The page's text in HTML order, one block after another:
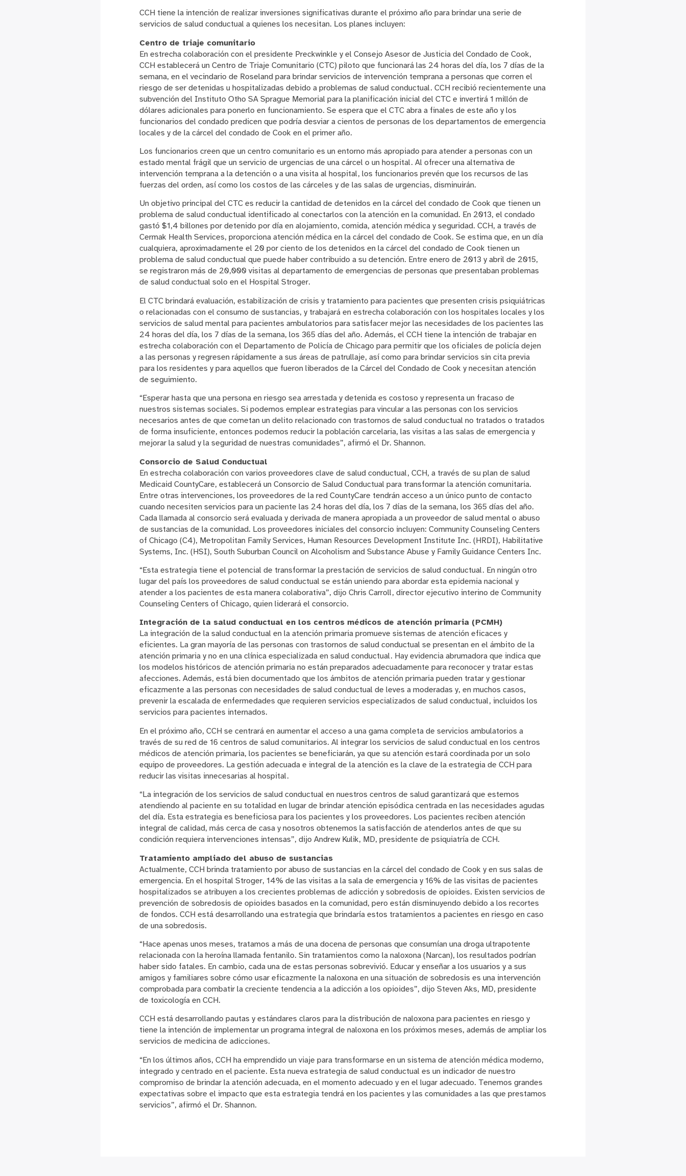
CCH tiene la intención de realizar inversiones significativas durante el próximo año para brindar una serie de
servicios de salud conductual a quienes los necesitan. Los planes incluyen:
Centro de triaje comunitario
En estrecha colaboración con el presidente Preckwinkle y el Consejo Asesor de Justicia del Condado de Cook,
CCH establecerá un Centro de Triaje Comunitario (CTC) piloto que funcionará las 24 horas del día, los 7 días de la
semana, en el vecindario de Roseland para brindar servicios de intervención temprana a personas que corren el
riesgo de ser detenidas u hospitalizadas debido a problemas de salud conductual. CCH recibió recientemente una
subvención del Instituto Otho SA Sprague Memorial para la planificación inicial del CTC e invertirá 1 millón de
dólares adicionales para ponerlo en funcionamiento. Se espera que el CTC abra a finales de este año y los
funcionarios del condado predicen que podría desviar a cientos de personas de los departamentos de emergencia
locales y de la cárcel del condado de Cook en el primer año.
Los funcionarios creen que un centro comunitario es un entorno más apropiado para atender a personas con un
estado mental frágil que un servicio de urgencias de una cárcel o un hospital. Al ofrecer una alternativa de
intervención temprana a la detención o a una visita al hospital, los funcionarios prevén que los recursos de las
fuerzas del orden, así como los costos de las cárceles y de las salas de urgencias, disminuirán.
Un objetivo principal del CTC es reducir la cantidad de detenidos en la cárcel del condado de Cook que tienen un
problema de salud conductual identificado al conectarlos con la atención en la comunidad. En 2013, el condado
gastó $1,4 billones por detenido por día en alojamiento, comida, atención médica y seguridad. CCH, a través de
Cermak Health Services, proporciona atención médica en la cárcel del condado de Cook. Se estima que, en un día
cualquiera, aproximadamente el 20 por ciento de los detenidos en la cárcel del condado de Cook tienen un
problema de salud conductual que puede haber contribuido a su detención. Entre enero de 2013 y abril de 2015,
se registraron más de 20,000 visitas al departamento de emergencias de personas que presentaban problemas
de salud conductual solo en el Hospital Stroger.
El CTC brindará evaluación, estabilización de crisis y tratamiento para pacientes que presenten crisis psiquiátricas
o relacionadas con el consumo de sustancias, y trabajará en estrecha colaboración con los hospitales locales y los
servicios de salud mental para pacientes ambulatorios para satisfacer mejor las necesidades de los pacientes las
24 horas del día, los 7 días de la semana, los 365 días del año. Además, el CCH tiene la intención de trabajar en
estrecha colaboración con el Departamento de Policía de Chicago para permitir que los oficiales de policía dejen
a las personas y regresen rápidamente a sus áreas de patrullaje, así como para brindar servicios sin cita previa
para los residentes y para aquellos que fueron liberados de la Cárcel del Condado de Cook y necesitan atención
de seguimiento.
“Esperar hasta que una persona en riesgo sea arrestada y detenida es costoso y representa un fracaso de
nuestros sistemas sociales. Si podemos emplear estrategias para vincular a las personas con los servicios
necesarios antes de que cometan un delito relacionado con trastornos de salud conductual no tratados o tratados
de forma insuficiente, entonces podemos reducir la población carcelaria, las visitas a las salas de emergencia y
mejorar la salud y la seguridad de nuestras comunidades”, afirmó el Dr. Shannon.
Consorcio de Salud Conductual
En estrecha colaboración con varios proveedores clave de salud conductual, CCH, a través de su plan de salud
Medicaid CountyCare, establecerá un Consorcio de Salud Conductual para transformar la atención comunitaria.
Entre otras intervenciones, los proveedores de la red CountyCare tendrán acceso a un único punto de contacto
cuando necesiten servicios para un paciente las 24 horas del día, los 7 días de la semana, los 365 días del año.
Cada llamada al consorcio será evaluada y derivada de manera apropiada a un proveedor de salud mental o abuso
de sustancias de la comunidad. Los proveedores iniciales del consorcio incluyen: Community Counseling Centers
of Chicago (C4), Metropolitan Family Services, Human Resources Development Institute Inc. (HRDI), Habilitative
Systems, Inc. (HSI), South Suburban Council on Alcoholism and Substance Abuse y Family Guidance Centers Inc.
“Esta estrategia tiene el potencial de transformar la prestación de servicios de salud conductual. En ningún otro
lugar del país los proveedores de salud conductual se están uniendo para abordar esta epidemia nacional y
atender a los pacientes de esta manera colaborativa”, dijo Chris Carroll, director ejecutivo interino de Community
Counseling Centers of Chicago, quien liderará el consorcio.
Integración de la salud conductual en los centros médicos de atención primaria (PCMH)
La integración de la salud conductual en la atención primaria promueve sistemas de atención eficaces y
eficientes. La gran mayoría de las personas con trastornos de salud conductual se presentan en el ámbito de la
atención primaria y no en una clínica especializada en salud conductual. Hay evidencia abrumadora que indica que
los modelos históricos de atención primaria no están preparados adecuadamente para reconocer y tratar estas
afecciones. Además, está bien documentado que los ámbitos de atención primaria pueden tratar y gestionar
eficazmente a las personas con necesidades de salud conductual de leves a moderadas y, en muchos casos,
prevenir la escalada de enfermedades que requieren servicios especializados de salud conductual, incluidos los
servicios para pacientes internados.
En el próximo año, CCH se centrará en aumentar el acceso a una gama completa de servicios ambulatorios a
través de su red de 16 centros de salud comunitarios. Al integrar los servicios de salud conductual en los centros
médicos de atención primaria, los pacientes se beneficiarán, ya que su atención estará coordinada por un solo
equipo de proveedores. La gestión adecuada e integral de la atención es la clave de la estrategia de CCH para
reducir las visitas innecesarias al hospital.
“La integración de los servicios de salud conductual en nuestros centros de salud garantizará que estemos
atendiendo al paciente en su totalidad en lugar de brindar atención episódica centrada en las necesidades agudas
del día. Esta estrategia es beneficiosa para los pacientes y los proveedores. Los pacientes reciben atención
integral de calidad, más cerca de casa y nosotros obtenemos la satisfacción de atenderlos antes de que su
condición requiera intervenciones intensas”, dijo Andrew Kulik, MD, presidente de psiquiatría de CCH.
Tratamiento ampliado del abuso de sustancias
Actualmente, CCH brinda tratamiento por abuso de sustancias en la cárcel del condado de Cook y en sus salas de
emergencia. En el hospital Stroger, 14% de las visitas a la sala de emergencia y 16% de las visitas de pacientes
hospitalizados se atribuyen a los crecientes problemas de adicción y sobredosis de opioides. Existen servicios de
prevención de sobredosis de opioides basados en la comunidad, pero están disminuyendo debido a los recortes
de fondos. CCH está desarrollando una estrategia que brindaría estos tratamientos a pacientes en riesgo en caso
de una sobredosis.
“Hace apenas unos meses, tratamos a más de una docena de personas que consumían una droga ultrapotente
relacionada con la heroína llamada fentanilo. Sin tratamientos como la naloxona (Narcan), los resultados podrían
haber sido fatales. En cambio, cada una de estas personas sobrevivió. Educar y enseñar a los usuarios y a sus
amigos y familiares sobre cómo usar eficazmente la naloxona en una situación de sobredosis es una intervención
comprobada para combatir la creciente tendencia a la adicción a los opioides”, dijo Steven Aks, MD, presidente
de toxicología en CCH.
CCH está desarrollando pautas y estándares claros para la distribución de naloxona para pacientes en riesgo y
tiene la intención de implementar un programa integral de naloxona en los próximos meses, además de ampliar los
servicios de medicina de adicciones.
“En los últimos años, CCH ha emprendido un viaje para transformarse en un sistema de atención médica moderno,
integrado y centrado en el paciente. Esta nueva estrategia de salud conductual es un indicador de nuestro
compromiso de brindar la atención adecuada, en el momento adecuado y en el lugar adecuado. Tenemos grandes
expectativas sobre el impacto que esta estrategia tendrá en los pacientes y las comunidades a las que prestamos
servicios”, afirmó el Dr. Shannon.